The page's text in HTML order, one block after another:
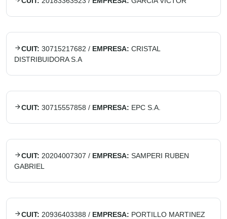
CUIT: 30715217682 / EMPRESA: CRISTAL
DISTRIBUIDORA S.A
CUIT: 30715557858 / EMPRESA: EPC S.A.
CUIT: 20204007307 / EMPRESA: SAMPERI RUBEN
GABRIEL
CUIT: 20936403388 / EMPRESA: PORTILLO MARTINEZ